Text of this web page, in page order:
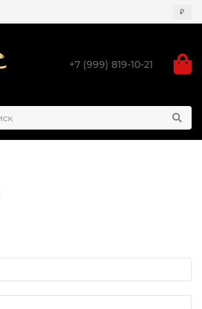
₽
+7 (999) 819-10-21